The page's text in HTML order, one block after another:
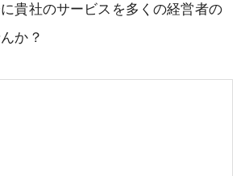
貴社のサービスを多くの経営者の
か？